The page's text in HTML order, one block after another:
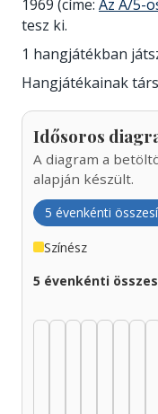
1969 (címe: Az A/5-
tesz ki.
1 hangjátékban
Hangjátékainak
Idősoros
A diagram a
alapján készült.
5 évenkénti
Színész
5 évenkénti